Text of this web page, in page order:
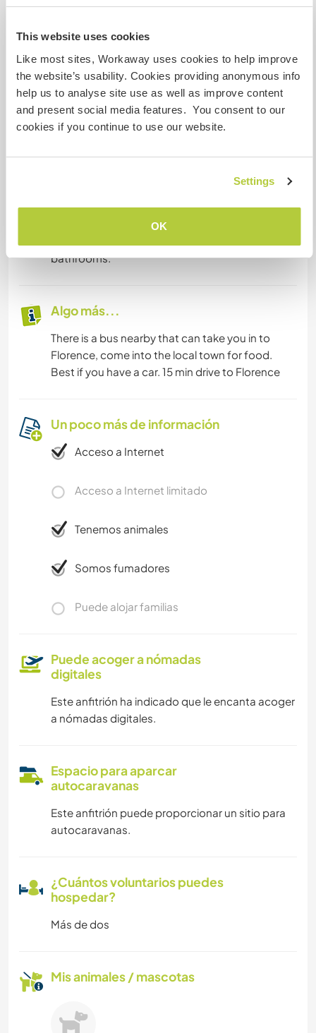
This website uses cookies
Like most sites, Workaway uses cookies to help improve
the website’s usability. Cookies providing anonymous info
help us to analyse site use as well as improve content
and present social media features. You consent to our
cookies if you continue to use our website.
Settings
OK
Idiomas hablados
Italiano: Fluido
Portugués: Intermedio
Este anfitrión ofrece intercambio de idiomas
Este anfitrión ha indicado que está interesado
en compartir su idioma o aprender otro.
Ponte en contacto con él para obtener más
información.
bathrooms.
Algo más...
There is a bus nearby that can take you in to
Florence, come into the local town for food.
Best if you have a car. 15 min drive to Florence
Un poco más de información
Acceso a Internet
Acceso a Internet limitado
Tenemos animales
Somos fumadores
Puede alojar familias
Puede acoger a nómadas
digitales
Este anfitrión ha indicado que le encanta acoger
a nómadas digitales.
Espacio para aparcar
autocaravanas
Este anfitrión puede proporcionar un sitio para
autocaravanas.
¿Cuántos voluntarios puedes
hospedar?
Más de dos
Mis animales / mascotas